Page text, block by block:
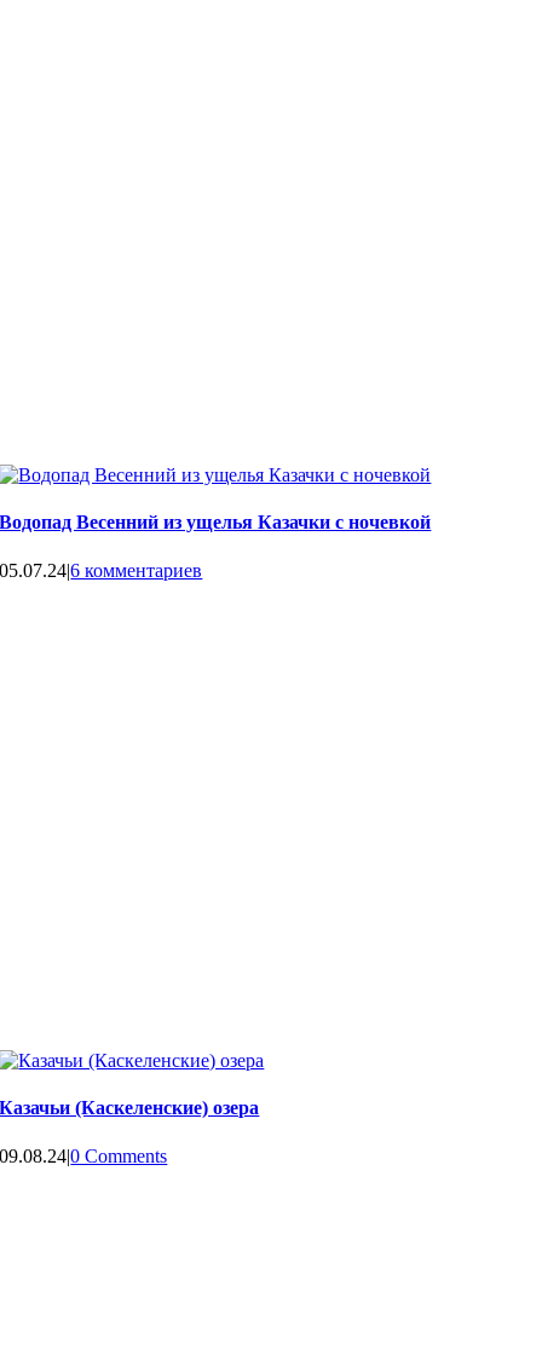
Водопад Весенний из ущелья Казачки с ночевкой
05.07.24|6 комментариев
Казачьи (Каскеленские) озера
09.08.24|0 Comments